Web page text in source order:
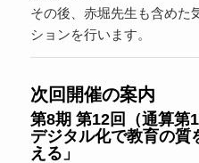
その後、赤堀先生も含めた
ションを行います。
次回開催の案内
第8期 第12回（通算第
デジタル化で教育の質
える」